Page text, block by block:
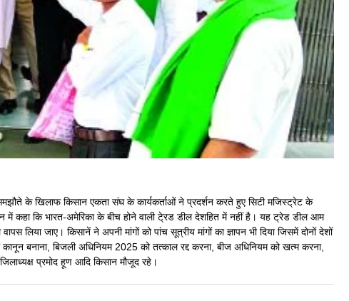
के खिलाफ किसान एकता संघ के कार्यकर्ताओं ने प्रदर्शन करते हुए सिटी मजिस्ट्रेट के
में कहा कि भारत-अमेरिका के बीच होने वाली टे्रड डील देशहित में नहीं है। यह ट्रेड डील आम
लिया जाए। किसानें ने अपनी मांगों को पांच सूत्रीय मांगों का ज्ञापन भी दिया जिसमें दोनों देशों
बनाना, बिजली अधिनियम 2025 को तत्काल रद्द करना, बीज अधिनियम को खत्म करना,
प्रमोद हूण आदि किसान मौजूद रहे।